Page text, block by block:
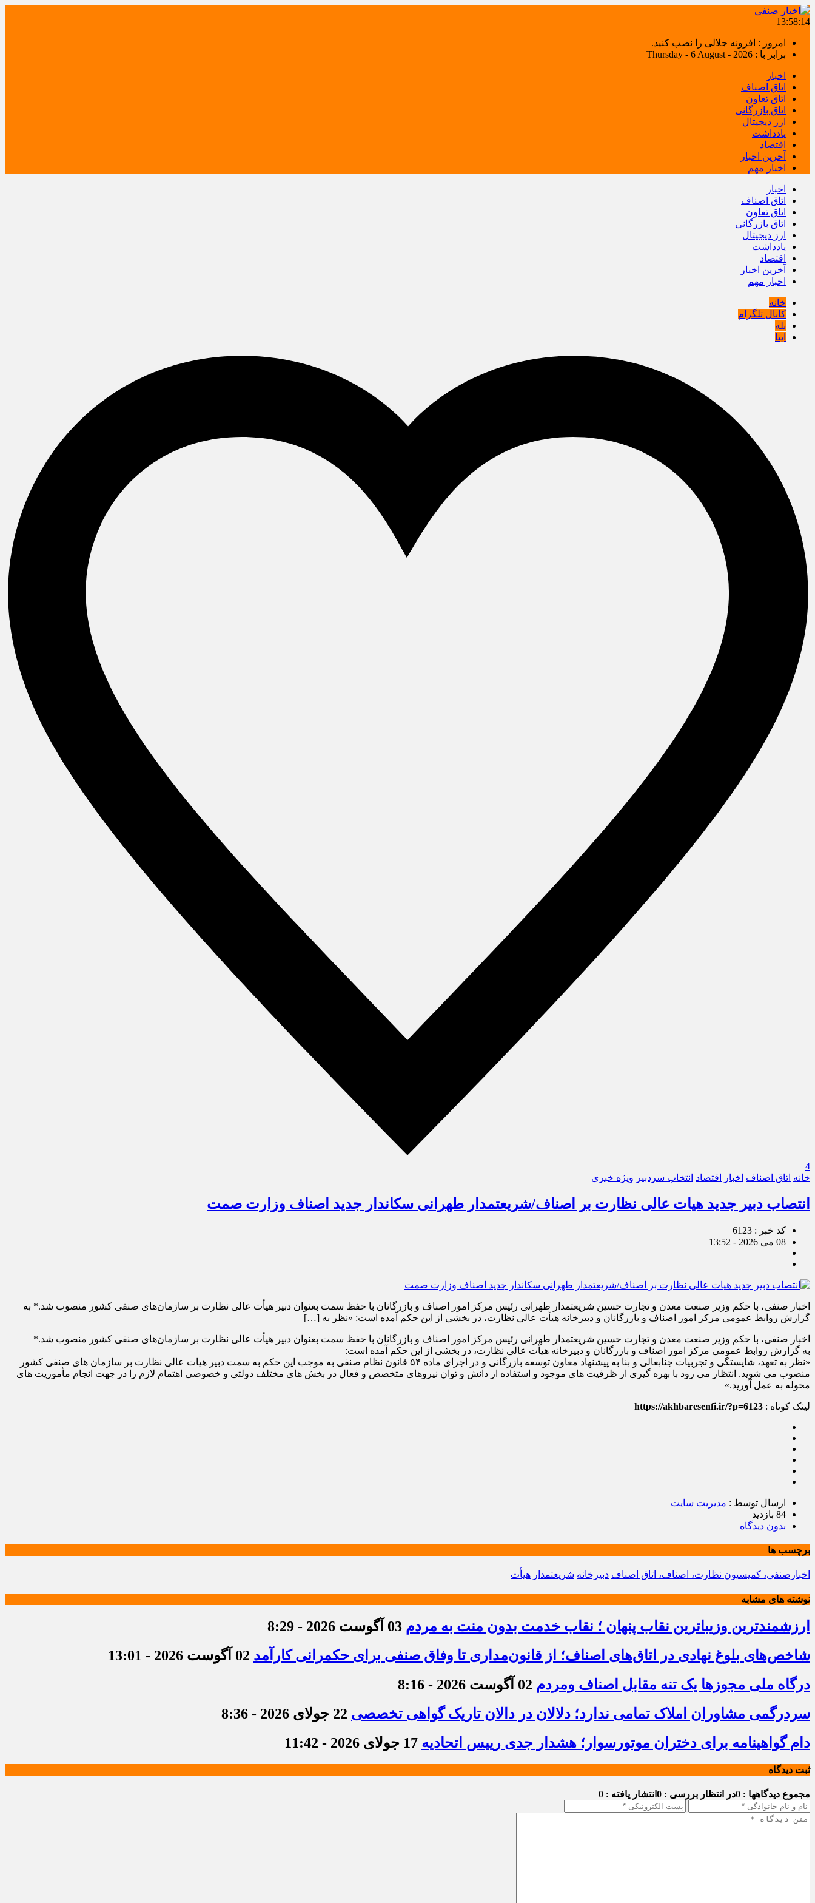
13:58:15
امروز : افزونه جلالی را نصب کنید.
برابر با : Thursday - 6 August - 2026
اخبار
اتاق اصناف
اتاق تعاون
اتاق بازرگانی
ارز دیجیتال
یادداشت
اقتصاد
آخرین اخبار
اخبار مهم
اخبار
اتاق اصناف
اتاق تعاون
اتاق بازرگانی
ارز دیجیتال
یادداشت
اقتصاد
آخرین اخبار
اخبار مهم
خانه
کانال تلگرام
بله
ایتا
4
خانه اتاق اصناف اخبار اقتصاد انتخاب سردبیر ویژه خبری
انتصاب دبیر جدید هیات عالی نظارت بر اصناف/شریعتمدار طهرانی سکاندار جدید اصناف وزارت صمت
کد خبر : 6123
08 می 2026 - 13:52
اخبار صنفی، با حکم وزیر صنعت معدن و تجارت حسین شریعتمدار طهرانی رئیس مرکز امور اصناف و بازرگانان با حفظ سمت بعنوان دبیر هیأت عالی نظارت بر سازمان‌های صنفی کشور منصوب شد.* به
گزارش روابط عمومی مرکز امور اصناف و بازرگانان و دبیرخانه هیأت عالی نظارت، در بخشی از این حکم آمده است: «نظر به […]
اخبار صنفی، با حکم وزیر صنعت معدن و تجارت حسین شریعتمدار طهرانی رئیس مرکز امور اصناف و بازرگانان با حفظ سمت بعنوان دبیر هیأت عالی نظارت بر سازمان‌های صنفی کشور منصوب شد.*
به گزارش روابط عمومی مرکز امور اصناف و بازرگانان و دبیرخانه هیأت عالی نظارت، در بخشی از این حکم آمده است:
«نظر به تعهد، شایستگی و تجربیات جنابعالی و بنا به پیشنهاد معاون توسعه بازرگانی و در اجرای ماده ۵۴ قانون نظام صنفی به موجب این حکم به سمت دبیر هیات عالی نظارت بر سازمان های صنفی کشور
منصوب می شوید. انتظار می رود با بهره گیری از ظرفیت های موجود و استفاده از دانش و توان نیروهای متخصص و فعال در بخش های مختلف دولتی و خصوصی اهتمام لازم را در جهت انجام مأموریت های
محوله به عمل آورید.»
لینک کوتاه : https://akhbaresenfi.ir/?p=6123
ارسال توسط : مدیریت سایت
84 بازدید
بدون دیدگاه
برچسب ها
اخبارصنفی، کمیسیون نظارت، اصناف، اتاق اصناف دبیرخانه شریعتمدار هیأت
نوشته های مشابه
ارزشمندترین وزیباترین نقاب پنهان ؛ نقاب خدمت بدون منت به مردم 03 آگوست 2026 - 8:29
شاخص‌های بلوغ نهادی در اتاق‌های اصناف؛ از قانون‌مداری تا وفاق صنفی برای حکمرانی کارآمد 02 آگوست 2026 - 13:01
درگاه ملی مجوزها یک تنه مقابل اصناف ومردم 02 آگوست 2026 - 8:16
سردرگمی مشاوران املاک تمامی ندارد؛ دلالان در دالان تاریک گواهی تخصصی 22 جولای 2026 - 8:36
دام گواهینامه برای دختران موتورسوار؛ هشدار جدی رییس اتحادیه 17 جولای 2026 - 11:42
ثبت دیدگاه
مجموع دیدگاهها : 0 در انتظار بررسی : 0 انتشار یافته : 0